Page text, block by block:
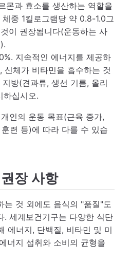
몬과 효소를 생산하는 역할을
중 1킬로그램당 약 0.8-1.0그
이 권장됩니다(운동하는 사
지속적인 에너지를 제공하
신체가 비타민을 흡수하는 것
방(견과류, 생선 기름, 올리
하십시오.
인의 운동 목표(근육 증가,
련 등)에 따라 다를 수 있습
장 사항
는 것 외에도 음식의 "품질"도
. 세계보건기구는 다양한 식단
에너지, 단백질, 비타민 및 미
너지 섭취와 소비의 균형을